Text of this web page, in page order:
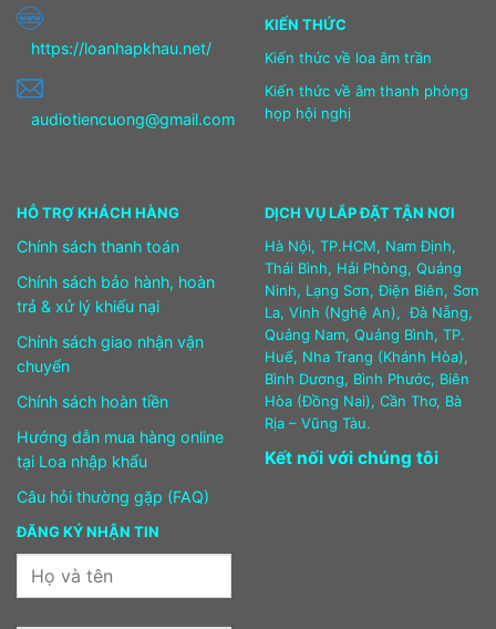
https://loanhapkhau.net/
audiotiencuong@gmail.com
KIẾN THỨC
Kiến thức về loa âm trần
Kiến thức về âm thanh phòng
họp hội nghị
HỖ TRỢ KHÁCH HÀNG
Chính sách thanh toán
Chính sách bảo hành, hoàn
trả & xử lý khiếu nại
Chính sách giao nhận vận
chuyển
Chính sách hoàn tiền
Hướng dẫn mua hàng online
tại Loa nhập khẩu
Câu hỏi thường gặp (FAQ)
ĐĂNG KÝ NHẬN TIN
DỊCH VỤ LẮP ĐẶT TẬN NƠI
Hà Nội, TP.HCM, Nam Định,
Thái Bình, Hải Phòng, Quảng
Ninh, Lạng Sơn, Điện Biên, Sơn
La, Vinh (Nghệ An), Đà Nẵng,
Quảng Nam, Quảng Bình, TP.
Huế, Nha Trang (Khánh Hòa),
Bình Dương, Bình Phước, Biên
Hòa (Đồng Nai), Cần Thơ, Bà
Rịa – Vũng Tàu.
Kết nối với chúng tôi